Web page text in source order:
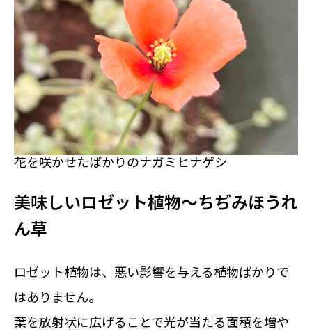
花を咲かせたばかりのナガミヒナゲシ
美味しいロゼット植物～ちぢみほうれ
ん草
ロゼット植物は、悪い影響を与える植物ばかりで
はありません。
葉を放射状に広げることで光が当たる面積を増や